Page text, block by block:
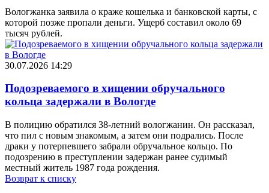
Вологжанка заявила о краже кошелька и банковской карты, с
которой позже пропали деньги. Ущерб составил около 69
тысяч рублей.
30.07.2026 14:29
Подозреваемого в хищении обручального
кольца задержали в Вологде
В полицию обратился 38-летний вологжанин. Он рассказал,
что пил с новым знакомым, а затем они подрались. После
драки у потерпевшего забрали обручальное кольцо. По
подозрению в преступлении задержан ранее судимый
местный житель 1987 года рождения.
Возврат к списку